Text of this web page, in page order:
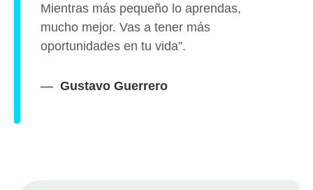
Mientras más pequeño lo aprendas,
mucho mejor. Vas a tener más
oportunidades en tu vida”.
Gustavo Guerrero